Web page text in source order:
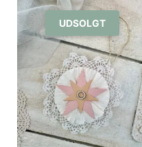
UDSOLGT